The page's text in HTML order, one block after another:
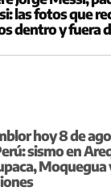
las fotos que
dentro y fuera
hoy 8 de
sismo en
Moquegua